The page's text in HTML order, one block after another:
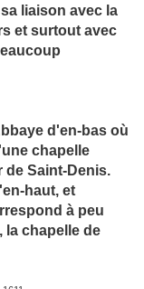
liaison avec la
et surtout avec
d'en-bas où
chapelle
de Saint-Denis.
haut, et
à peu
la chapelle de